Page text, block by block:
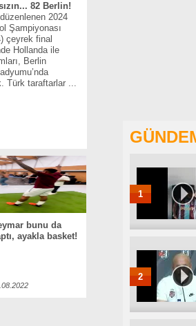
82 Berlin!
2024
Şampiyonası
çeyrek final
Hollanda ile
Berlin
Türk taraftarlar ...
bunu da
ayakla basket!
1
2